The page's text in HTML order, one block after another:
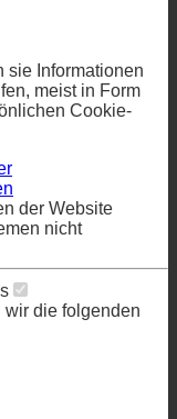
sie Informationen
meist in Form
Cookie-
der Website
nicht
die folgenden